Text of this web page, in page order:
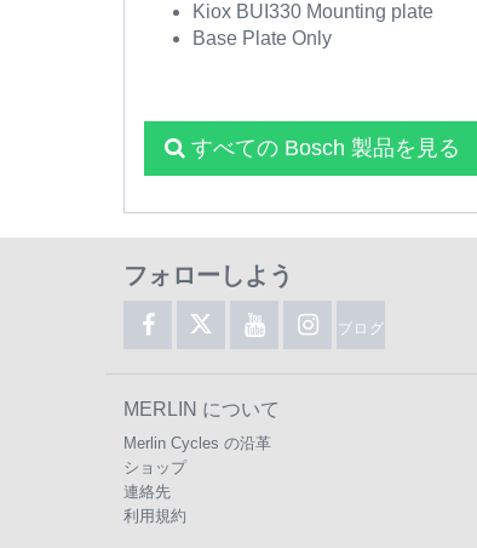
Kiox BUI330 Mounting plate
Base Plate Only
すべての Bosch 製品を見る
フォローしよう
ブログ
MERLIN について
Merlin Cycles の沿革
ショップ
連絡先
利用規約